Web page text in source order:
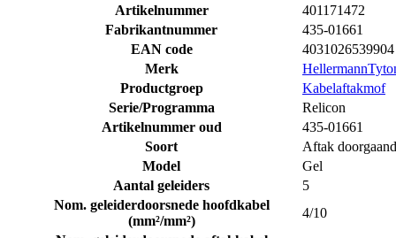
Artikelnummer
401171472
Fabrikantnummer
435-01661
EAN code
4031026539904
Merk
Productgroep
Kabelaftakmof
Serie/Programma
Relicon
Artikelnummer oud
435-01661
Soort
Aftak doorgaand
Model
Gel
Aantal geleiders
5
Nom. geleiderdoorsnede hoofdkabel
(mm²/mm²)
4/10